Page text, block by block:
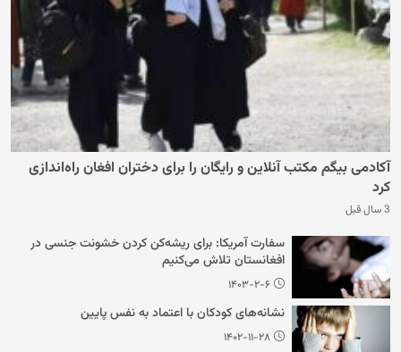
آکادمی بیگم مکتب آنلاین و رایگان را برای دختران افغان راه‌اندازی
کرد
3 سال قبل
سفارت آمریکا: برای ریشه‌کن کردن خشونت جنسی در
افغانستان تلاش می‌کنیم
۱۴۰۳-۲-۶
نشانه‌های کودکان با اعتماد به نفس پایین
۱۴۰۲-۱۱-۲۸